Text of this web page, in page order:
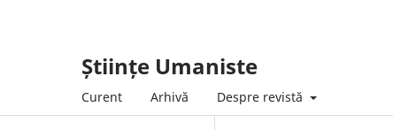
Științe Umaniste
Curent Arhivă Despre revistă